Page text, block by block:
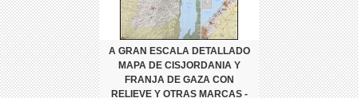
A GRAN ESCALA DETALLADO
MAPA DE CISJORDANIA Y
FRANJA DE GAZA CON
RELIEVE Y OTRAS MARCAS -